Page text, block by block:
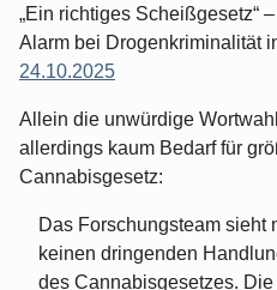
„Ein richtiges Scheißgesetz“
Alarm bei Drogenkriminalität
24.10.2025
Allein die unwürdige
allerdings kaum Bedarf für
Cannabisgesetz:
Das Forschungsteam sieht
keinen dringenden
des Cannabisgesetzes.